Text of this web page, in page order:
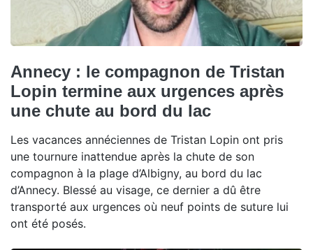
Annecy : le compagnon de Tristan
Lopin termine aux urgences après
une chute au bord du lac
Les vacances annéciennes de Tristan Lopin ont pris
une tournure inattendue après la chute de son
compagnon à la plage d’Albigny, au bord du lac
d’Annecy. Blessé au visage, ce dernier a dû être
transporté aux urgences où neuf points de suture lui
ont été posés.